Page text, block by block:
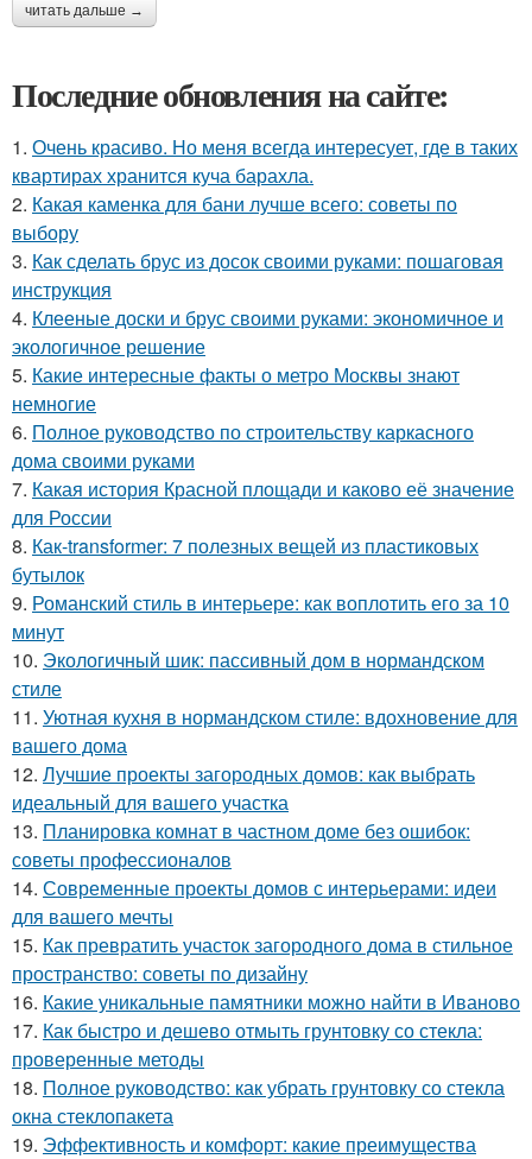
читать дальше →
Последние обновления на сайте:
1. Очень красиво. Но меня всегда интересует, где в таких
квартирах хранится куча барахла.
2. Какая каменка для бани лучше всего: советы по
выбору
3. Как сделать брус из досок своими руками: пошаговая
инструкция
4. Клееные доски и брус своими руками: экономичное и
экологичное решение
5. Какие интересные факты о метро Москвы знают
немногие
6. Полное руководство по строительству каркасного
дома своими руками
7. Какая история Красной площади и каково её значение
для России
8. Как-transformer: 7 полезных вещей из пластиковых
бутылок
9. Романский стиль в интерьере: как воплотить его за 10
минут
10. Экологичный шик: пассивный дом в нормандском
стиле
11. Уютная кухня в нормандском стиле: вдохновение для
вашего дома
12. Лучшие проекты загородных домов: как выбрать
идеальный для вашего участка
13. Планировка комнат в частном доме без ошибок:
советы профессионалов
14. Современные проекты домов с интерьерами: идеи
для вашего мечты
15. Как превратить участок загородного дома в стильное
пространство: советы по дизайну
16. Какие уникальные памятники можно найти в Иваново
17. Как быстро и дешево отмыть грунтовку со стекла:
проверенные методы
18. Полное руководство: как убрать грунтовку со стекла
окна стеклопакета
19. Эффективность и комфорт: какие преимущества